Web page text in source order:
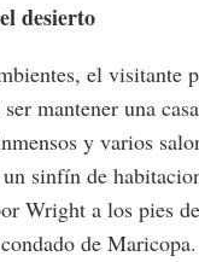
desierto
el visitante
mantener una
y varios
sinfín de
Wright a los pies
de Maricopa.